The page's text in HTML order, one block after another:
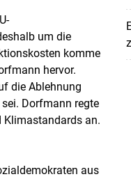
um die
komme
hervor.
die Ablehnung
Dorfmann regte
Klimastandards an.
aus